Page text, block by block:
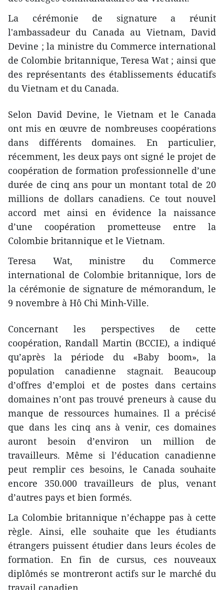
La cérémonie de signature a réunit
l'ambassadeur du Canada au Vietnam, David
Devine ; la ministre du Commerce international
de Colombie britannique, Teresa Wat ; ainsi que
des représentants des établissements éducatifs
du Vietnam et du Canada.
Selon David Devine, le Vietnam et le Canada
ont mis en œuvre de nombreuses coopérations
dans différents domaines. En particulier,
récemment, les deux pays ont signé le projet de
coopération de formation professionnelle d’une
durée de cinq ans pour un montant total de 20
millions de dollars canadiens. Ce tout nouvel
accord met ainsi en évidence la naissance
d’une coopération prometteuse entre la
Colombie britannique et le Vietnam.
Teresa Wat, ministre du Commerce
international de Colombie britannique, lors de
la cérémonie de signature de mémorandum, le
9 novembre à Hô Chi Minh-Ville.
Concernant les perspectives de cette
coopération, Randall Martin (BCCIE), a indiqué
qu’après la période du «Baby boom», la
population canadienne stagnait. Beaucoup
d’offres d’emploi et de postes dans certains
domaines n’ont pas trouvé preneurs à cause du
manque de ressources humaines. Il a précisé
que dans les cinq ans à venir, ces domaines
auront besoin d’environ un million de
travailleurs. Même si l’éducation canadienne
peut remplir ces besoins, le Canada souhaite
encore 350.000 travailleurs de plus, venant
d’autres pays et bien formés.
La Colombie britannique n’échappe pas à cette
règle. Ainsi, elle souhaite que les étudiants
étrangers puissent étudier dans leurs écoles de
formation. En fin de cursus, ces nouveaux
diplômés se montreront actifs sur le marché du
travail canadien.